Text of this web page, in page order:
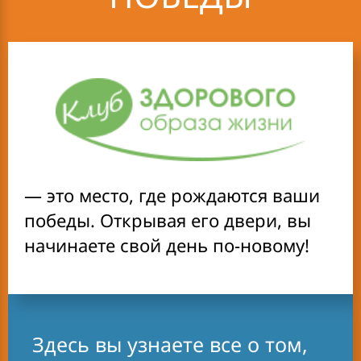
было непросто
просыпаться, в обед
не оставалось сил ни на
что. Стройная, с каждым
годом я стала понемногу
2014 году я
познакомилась с Клубом
ЗОЖ.
Принципы
рациона и результаты
— это место, где рождаются ваши
победы. Открывая его двери, вы
начинаете свой день по-новому!
Здесь вы узнаете все о том,